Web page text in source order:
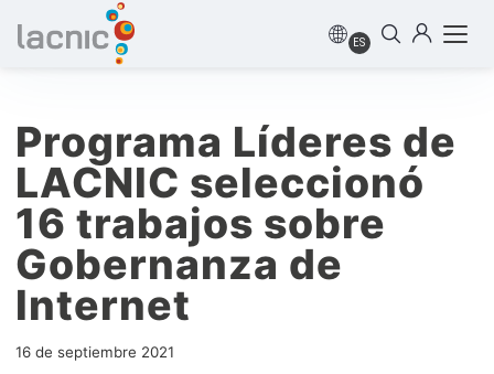
ES
Programa Líderes de
LACNIC seleccionó
16 trabajos sobre
Gobernanza de
Internet
16 de septiembre 2021